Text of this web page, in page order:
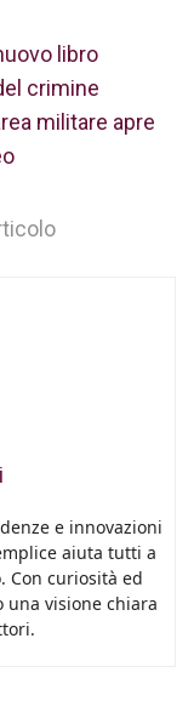
libro
crimine
militare apre
e innovazioni
aiuta tutti a
Con curiosità ed
una visione chiara